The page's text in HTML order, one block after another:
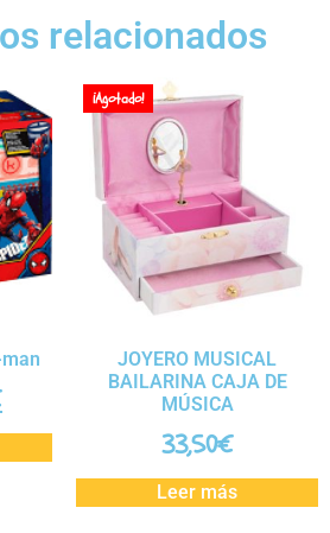
relacionados
¡Agotado!
JOYERO MUSICAL
BAILARINA CAJA DE
MÚSICA
33,50€
Leer más